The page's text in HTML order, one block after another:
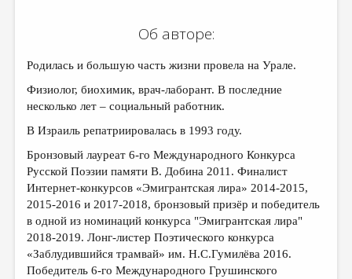
ОБЪЯВЛЕНИЯ
КОЛОНКА РЕДАКТОРА
РЕДКОЛЛЕГИЯ
ОТ РЕДАКЦИИ
МАЛАЯ ПРОЗА
ЭССЕИСТИКА
ЛИТЕРАТУРОВЕДЕНИЕ
КУЛЬТУРОВЕДЕНИЕ
Об авторе:
Родилась и большую часть жизни провела на Урале.
Физиолог, биохимик, врач-лаборант. В последние
несколько лет – социальный работник.
В Израиль репатриировалась в 1993 году.
Бронзовый лауреат 6-го Международного Конкурса
Русской Поэзии памяти В. Добина 2011. Финалист
Интернет-конкурсов «Эмигрантская лира» 2014-2015,
2015-2016 и 2017-2018, бронзовый призёр и победитель
в одной из номинаций конкурса "Эмигрантская лира"
2018-2019. Лонг-листер Поэтического конкурса
«Заблудившийся трамвай» им. Н.С.Гумилёва 2016.
Победитель 6-го Международного Грушинского